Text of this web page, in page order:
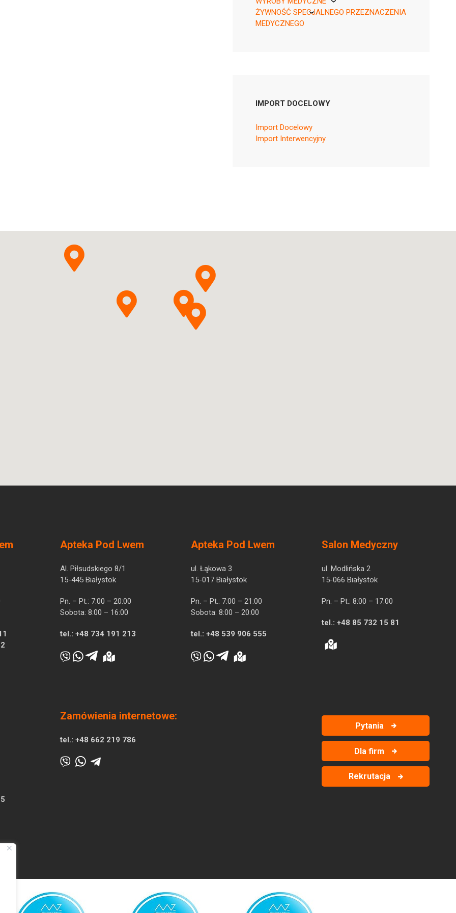
KikGel
ŻYWNOŚĆ SPECJALNEGO PRZEZNACZENIA
MEDYCZNEGO
IMPORT DOCELOWY
Import Docelowy
Import Interwencyjny
Apteka Pod Lwem
Al. Piłsudskiego 8/1
15-445 Białystok
Pn. – Pt.: 7:00 – 20:00
Sobota: 8:00 – 16:00
tel.: +48 734 191 213
Apteka Pod Lwem
ul. Łąkowa 3
15-017 Białystok
Pn. – Pt.: 7:00 – 21:00
Sobota: 8:00 – 20:00
tel.: +48 539 906 555
Salon Medyczny
ul. Modlińska 2
15-066 Białystok
Pn. – Pt.: 8:00 – 17:00
tel.: +48 85 732 15 81
Zamówienia internetowe:
tel.: +48 662 219 786
Pytania
Dla firm
Rekrutacja